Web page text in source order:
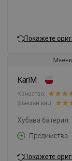
Покажете
KarlM
Качество:
Външен вид:
Хубава батерия.
Предимства
Покажете